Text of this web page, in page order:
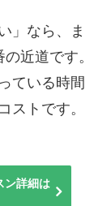
」なら、ま
近道です。
ている時間
ストです。
ン詳細は